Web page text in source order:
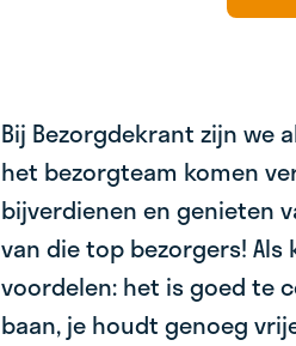
Bij Bezorgdekrant zijn we
het bezorgteam komen
bijverdienen en genieten
van die top bezorgers!
voordelen: het is goed te
baan, je houdt genoeg